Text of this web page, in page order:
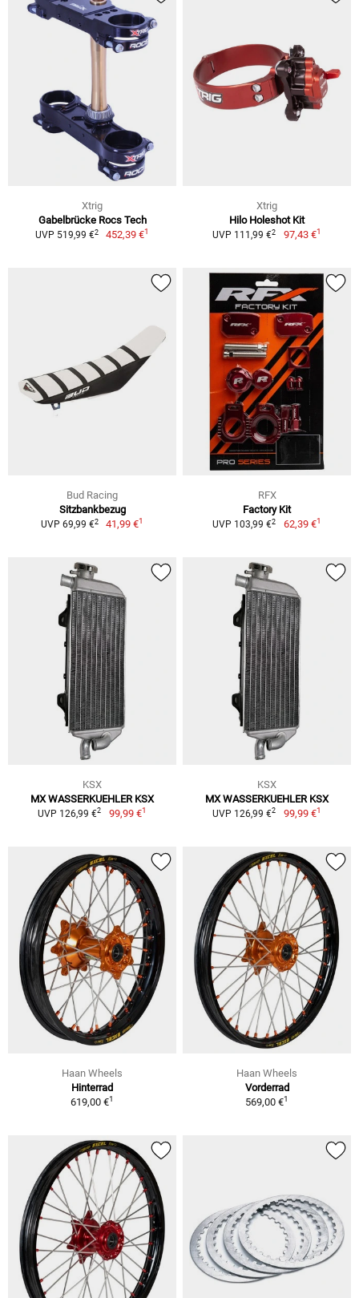
Xtrig
Gabelbrücke Rocs Tech
UVP 519,99 €2 452,39 €1
Xtrig
Hilo Holeshot Kit
UVP 111,99 €2 97,43 €1
Bud Racing
Sitzbankbezug
UVP 69,99 €2 41,99 €1
RFX
Factory Kit
UVP 103,99 €2 62,39 €1
KSX
MX WASSERKUEHLER KSX
UVP 126,99 €2 99,99 €1
KSX
MX WASSERKUEHLER KSX
UVP 126,99 €2 99,99 €1
Haan Wheels
Hinterrad
619,00 €1
Haan Wheels
Vorderrad
569,00 €1